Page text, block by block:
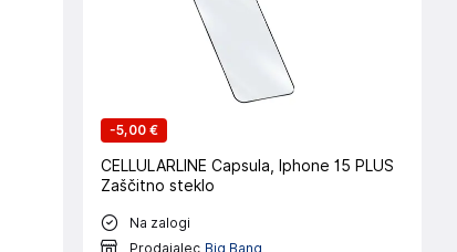
-5,00 €
CELLULARLINE Capsula, Iphone 15 PLUS
Zaščitno steklo
Na zalogi
Prodajalec Big Bang